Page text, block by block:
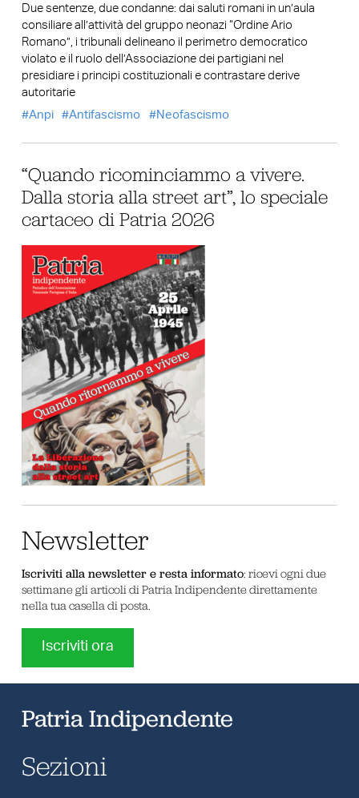
Due sentenze, due condanne: dai saluti romani in un’aula
consiliare all’attività del gruppo neonazi “Ordine Ario
Romano”, i tribunali delineano il perimetro democratico
violato e il ruolo dell’Associazione dei partigiani nel
presidiare i principi costituzionali e contrastare derive
autoritarie
Anpi
Antifascismo Neofascismo
“Quando ricominciammo a vivere.
Dalla storia alla street art”, lo speciale
cartaceo di Patria 2026
Newsletter
Iscriviti alla newsletter e resta informato: ricevi ogni due
settimane gli articoli di Patria Indipendente direttamente
nella tua casella di posta.
Iscriviti ora
Patria Indipendente
Sezioni